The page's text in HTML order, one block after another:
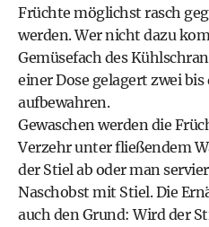
Früchte möglichst rasch
werden. Wer nicht dazu
Gemüsefach des
einer Dose gelagert zwei
aufbewahren.
Gewaschen werden die
Verzehr unter fließendem
der Stiel ab oder man
Naschobst mit Stiel. Die
auch den Grund: Wird der